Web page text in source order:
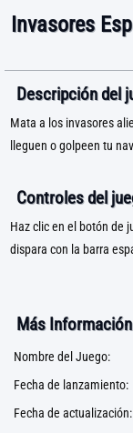
Invasores
Descripción del
Mata a los invasores
lleguen o golpeen tu
Controles del
Haz clic en el botón de
dispara con la barra
Más
Nombre del Juego:
Fecha de lanzamiento:
Fecha de actualización: